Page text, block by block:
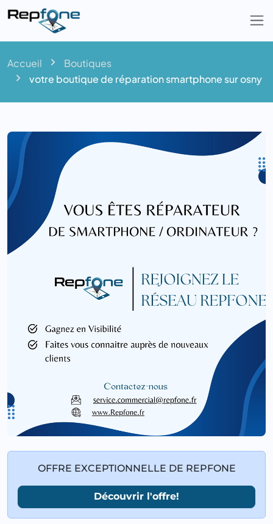
Accueil
Boutiques
votre boutique de réparation smartphone sur osny
OFFRE EXCEPTIONNELLE DE REPFONE
Découvrir l'offre!